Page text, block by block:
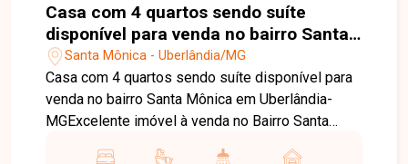
Casa com 4 quartos sendo suíte
disponível para venda no bairro Santa
Mônica em Uberlândia-MG
Santa Mônica - Uberlândia/MG
Casa com 4 quartos sendo suíte disponível para
venda no bairro Santa Mônica em Uberlândia-
MGExcelente imóvel à venda no Bairro Santa